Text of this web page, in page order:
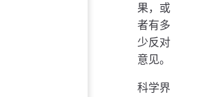
果，或
者有多
少反对
意见。
科学界